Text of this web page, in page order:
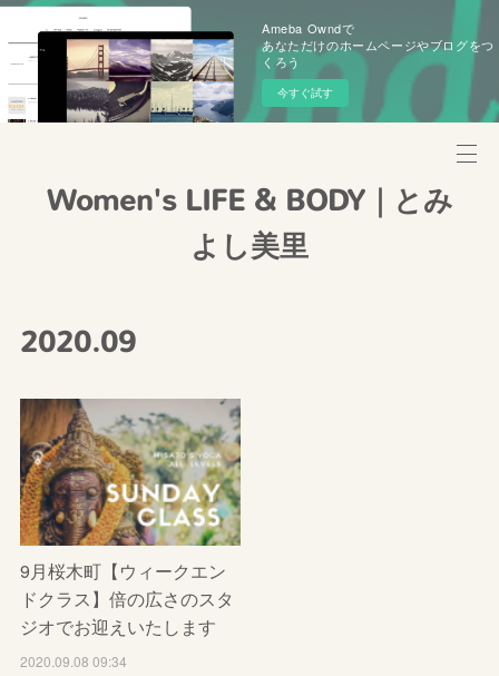
Ameba Owndで
あなただけのホームページやブログをつ
くろう
今すぐ試す
Women's LIFE & BODY｜とみ
よし美里
2020.09
9月桜木町【ウィークエン
ドクラス】倍の広さのスタ
ジオでお迎えいたします
2020.09.08 09:34